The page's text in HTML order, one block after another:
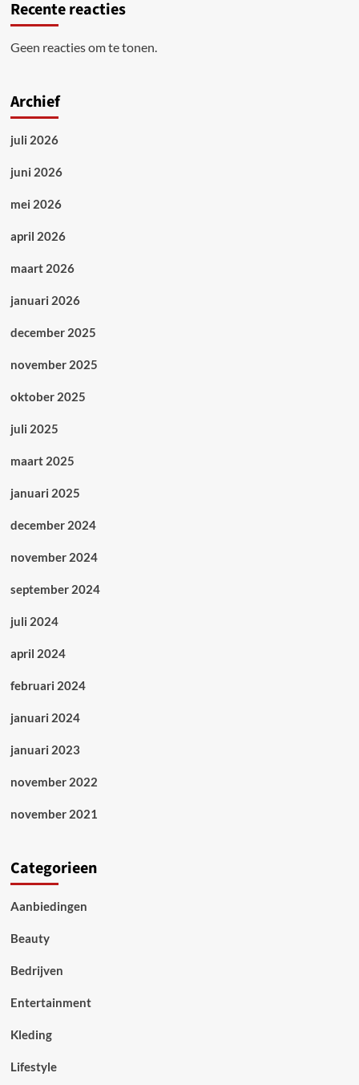
Recente reacties
Geen reacties om te tonen.
Archief
juli 2026
juni 2026
mei 2026
april 2026
maart 2026
januari 2026
december 2025
november 2025
oktober 2025
juli 2025
maart 2025
januari 2025
december 2024
november 2024
september 2024
juli 2024
april 2024
februari 2024
januari 2024
januari 2023
november 2022
november 2021
Categorieen
Aanbiedingen
Beauty
Bedrijven
Entertainment
Kleding
Lifestyle